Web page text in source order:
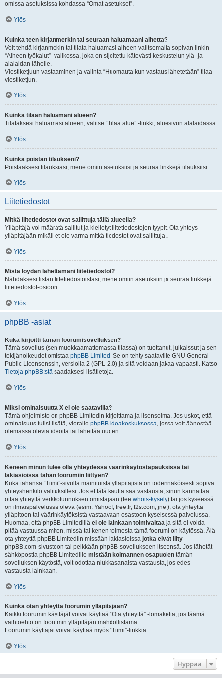
omissa asetuksissa kohdassa “Omat asetukset”.
Ylös
Kuinka teen kirjanmerkin tai seuraan haluamaani aihetta?
Voit tehdä kirjanmekin tai tilata haluamasi aiheen valitsemalla sopivan linkin
“Aiheen työkalut” -valikossa, joka on sijoitettu kätevästi keskustelun ylä- ja
alalaidan lähelle.
Viestiketjuun vastaaminen ja valinta “Huomauta kun vastaus lähetetään” tilaa
viestiketjun.
Ylös
Kuinka tilaan haluamani alueen?
Tilataksesi haluamasi alueen, valitse “Tilaa alue” -linkki, aluesivun alalaidassa.
Ylös
Kuinka poistan tilaukseni?
Poistaaksesi tilauksiasi, mene omiin asetuksiisi ja seuraa linkkejä tilauksiisi.
Ylös
Liitetiedostot
Mitkä liitetiedostot ovat sallittuja tällä alueella?
Ylläpitäjä voi määrätä sallitut ja kielletyt liitetiedostojen tyypit. Ota yhteys
ylläpitäjään mikäli et ole varma mitkä tiedostot ovat sallittuja..
Ylös
Mistä löydän lähettämäni liitetiedostot?
Nähdäksesi listan liitetiedostoistasi, mene omiin asetuksiin ja seuraa linkkejä
liitetiedostot-osioon.
Ylös
phpBB -asiat
Kuka kirjoitti tämän foorumisovelluksen?
Tämä sovellus (sen muokkaamattomassa tilassa) on tuottanut, julkaissut ja sen
tekijänoikeudet omistaa phpBB Limited . Se on tehty saataville GNU General
Public Licensenssin, versiolla 2 (GPL-2.0) ja sitä voidaan jakaa vapaasti. Katso
Tietoja phpBB:stä saadaksesi lisätietoja.
Ylös
Miksi ominaisuutta X ei ole saatavilla?
Tämä ohjelmisto on phpBB Limitedin kirjoittama ja lisensoima. Jos uskot, että
ominaisuus tulisi lisätä, vieraile phpBB ideakeskuksessa, jossa voit äänestää
olemassa olevia ideoita tai lähettää uuden.
Ylös
Keneen minun tulee olla yhteydessä väärinkäytöstapauksissa tai
lakiasioissa tähän foorumiin liittyen?
Kuka tahansa “Tiimi”-sivulla mainituista ylläpitäjistä on todennäköisesti sopiva
yhteyshenkilö valituksillesi. Jos et tätä kautta saa vastausta, sinun kannattaa
ottaa yhteyttä verkkotunnuksen omistajaan (tee whois-kysely) tai jos kyseessä
on ilmaispalvelussa oleva (esim. Yahoo!, free.fr, f2s.com, jne.), ota yhteyttä
ylläpitoon tai väärinkäytöksistä vastaavaan osastoon kyseisessä palvelussa.
Huomaa, että phpBB Limitedillä ei ole lainkaan toimivaltaa ja sitä ei voida
pitää vastuussa miten, missä tai kenen toimesta tämä foorumi on käytössä. Älä
ota yhteyttä phpBB Limitediin missään lakiasioissa jotka eivät liity
phpBB.com-sivustoon tai pelkkään phpBB-sovellukseen itseensä. Jos lähetät
sähköpostia phpBB Limitedille mistään kolmannen osapuolen tämän
sovelluksen käytöstä, voit odottaa niukkasanaista vastausta, jos edes
vastausta lainkaan.
Ylös
Kuinka otan yhteyttä foorumin ylläpitäjään?
Kaikki foorumin käyttäjät voivat käyttää “Ota yhteyttä” -lomaketta, jos täämä
vaihtoehto on foorumin ylläpitäjän mahdollistama.
Foorumin käyttäjät voivat käyttää myös “Tiimi”-linkkiä.
Ylös
Hyppää